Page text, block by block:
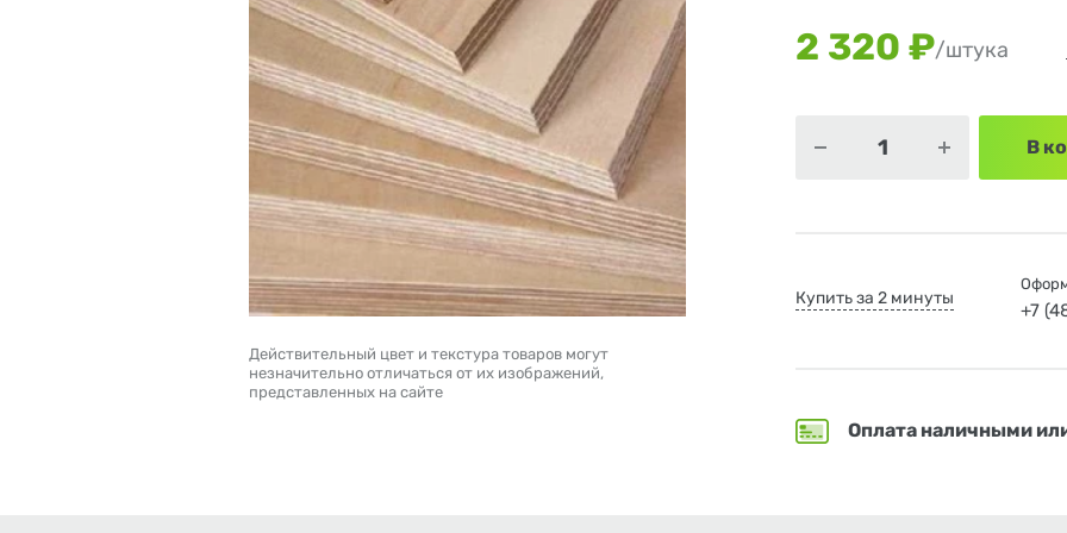
Действительный цвет и текстура товаров могут
незначительно отличаться от их изображений,
представленных на сайте
2 320 ₽/штука
В
Купить за 2 минуты
+7
Оплата наличными